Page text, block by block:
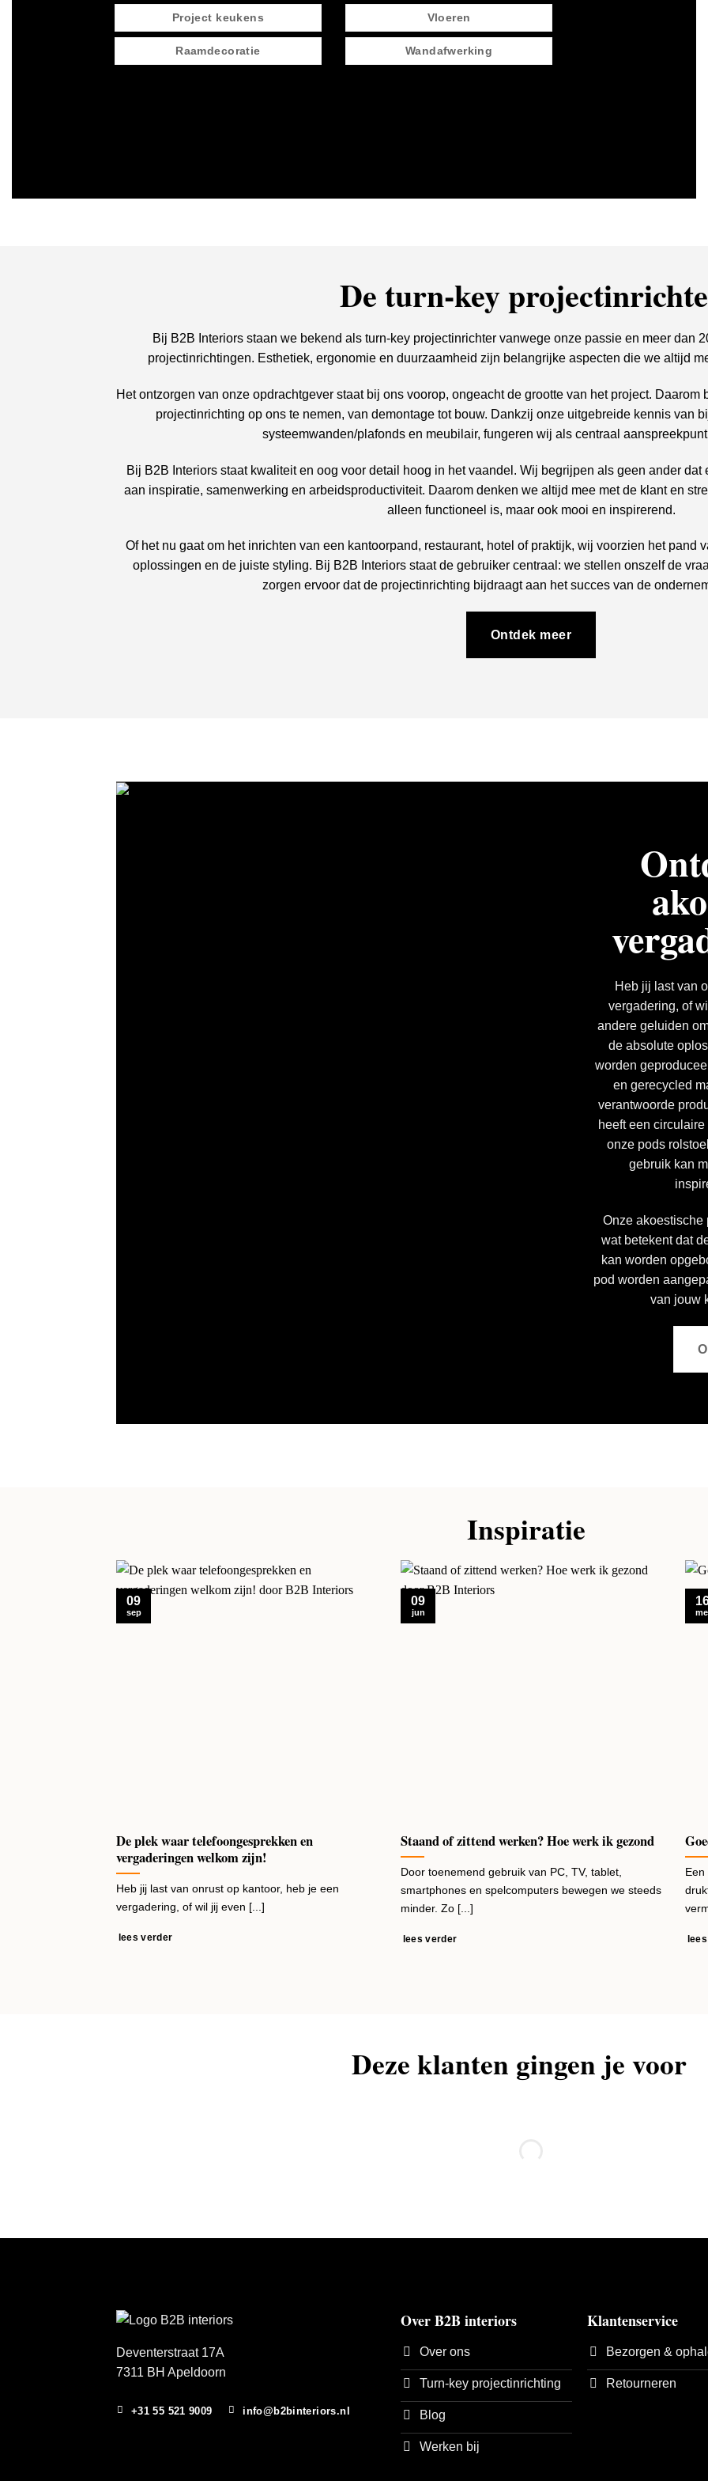
Project keukens
Raamdecoratie
Vloeren
Wandafwerking
De turn-key
Bij B2B Interiors staan we bekend als turn-key projectinrichter vanwege onze passie en meer dan
projectinrichtingen. Esthetiek, ergonomie en duurzaamheid zijn belangrijke aspecten die we altijd
Het ontzorgen van onze opdrachtgever staat bij ons voorop, ongeacht de grootte van het project.
projectinrichting op ons te nemen, van demontage tot bouw. Dankzij onze uitgebreide kennis van
systeemwanden/plafonds en meubilair, fungeren wij als centraal
Bij B2B Interiors staat kwaliteit en oog voor detail hoog in het vaandel. Wij begrijpen als geen ander
aan inspiratie, samenwerking en arbeidsproductiviteit. Daarom denken we altijd mee met de klant en
alleen functioneel is, maar ook mooi en inspirerend.
Of het nu gaat om het inrichten van een kantoorpand, restaurant, hotel of praktijk, wij voorzien het pand
oplossingen en de juiste styling. Bij B2B Interiors staat de gebruiker centraal: we stellen onszelf de
zorgen ervoor dat de projectinrichting bijdraagt aan het succes van de
Ontdek meer
Heb jij last van
vergadering, of
andere geluiden
de absolute
worden
en gerecycled
verantwoorde
heeft een
onze pods
gebruik kan
Onze akoestische
wat betekent dat
kan worden
pod worden
van jouw
Inspiratie
De plek waar telefoongesprekken en
vergaderingen welkom zijn!
Heb jij last van onrust op kantoor, heb je een
vergadering, of wil jij even [...]
lees verder
09
sep
Staand of zittend werken? Hoe werk ik gezond
Door toenemend gebruik van PC, TV, tablet,
smartphones en spelcomputers bewegen we steeds
minder. Zo [...]
lees verder
09
jun
Deze klanten gingen je voor
Deventerstraat 17A
7311 BH Apeldoorn
+31 55 521 9009 info@b2binteriors.nl
Over B2B interiors
Over ons
Turn-key projectinrichting
Blog
Werken bij
Klantenservice
Bezorgen &
Retourneren